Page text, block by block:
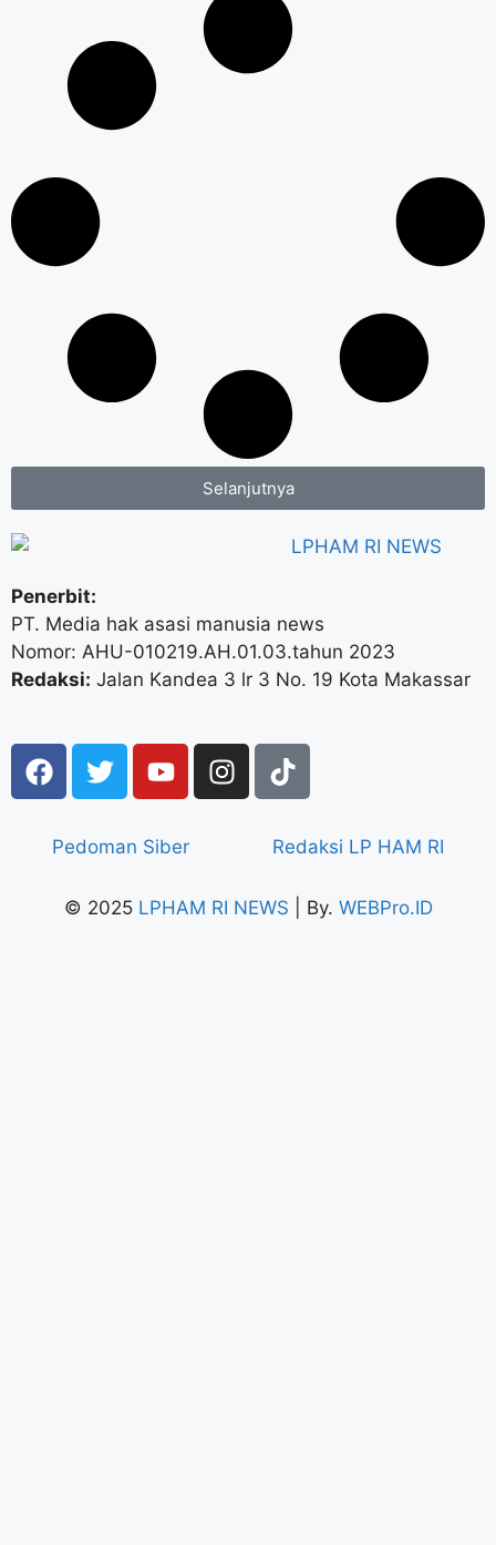
Selanjutnya
Penerbit:
PT. Media hak asasi manusia news
Nomor: AHU-010219.AH.01.03.tahun 2023
Redaksi: Jalan Kandea 3 lr 3 No. 19 Kota Makassar
Pedoman Siber Redaksi LP HAM RI
© 2025 LPHAM RI NEWS | By. WEBPro.ID